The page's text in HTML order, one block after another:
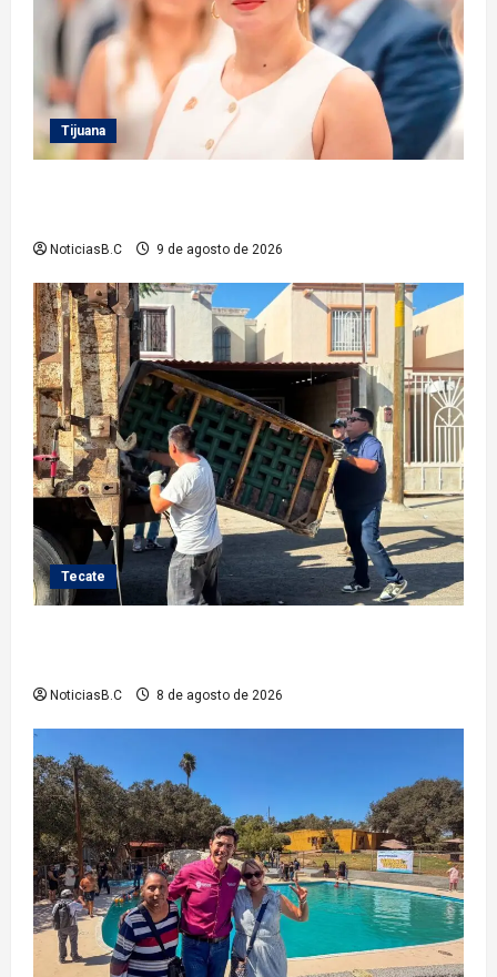
Tijuana
NoticiasB.C 9 de agosto de 2026
Tecate
NoticiasB.C 8 de agosto de 2026